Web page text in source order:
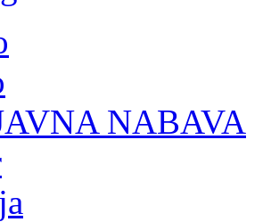
NABAVA